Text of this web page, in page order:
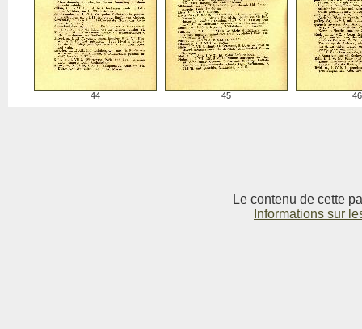
44 45 46
Le contenu de cette
Informations sur